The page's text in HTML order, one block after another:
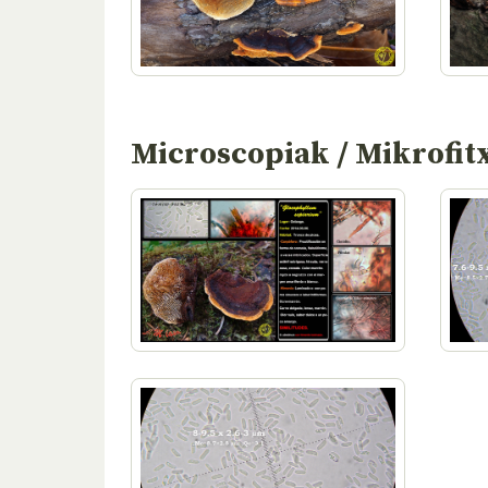
Microscopiak /